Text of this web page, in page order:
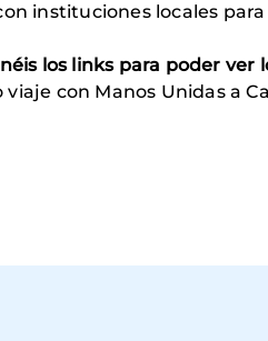
instituciones locales para
los links para poder ver
con Manos Unidas a